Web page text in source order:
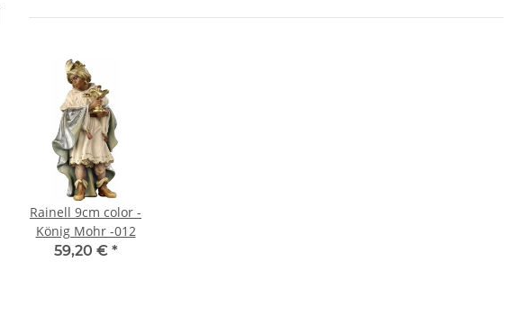
Rainell 9cm color -
König Mohr -012
59,20 € *